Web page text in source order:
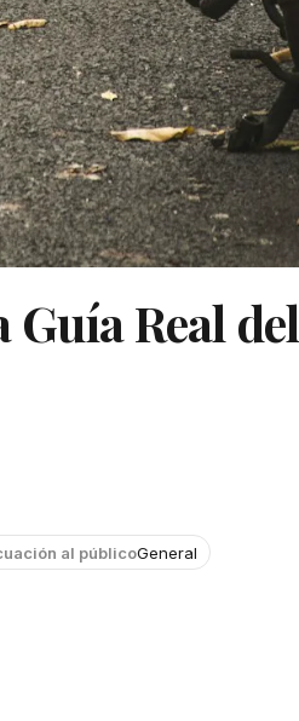
Real del
al públicoGeneral